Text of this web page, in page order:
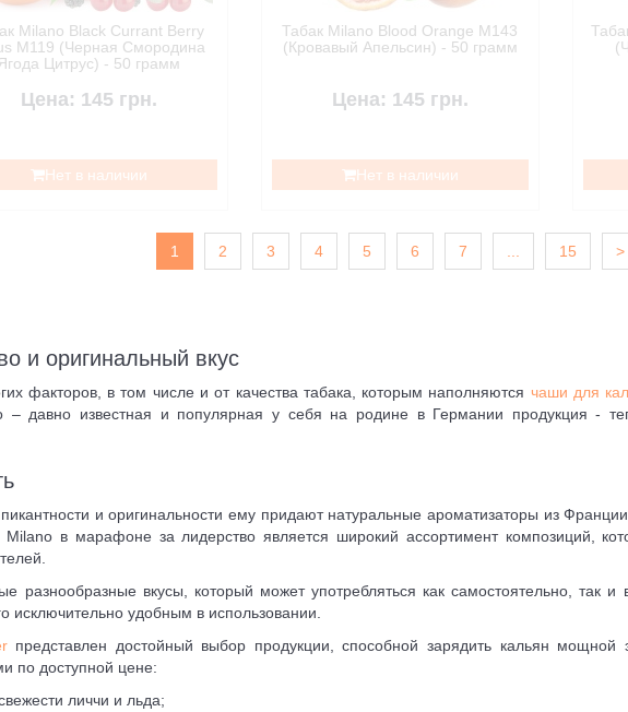
Milano Black Currant Berry
M119 (Черная Смородина
Цитрус) - 50 грамм
Цена: 145 грн.
Нет в наличии
Табак Milano Blood Orange M143
(Кровавый Апельсин) - 50 грамм
Цена: 145 грн.
Нет в наличии
1 2 3 4 5 6 7 15 >
и оригинальный вкус
факторов, в том числе и от качества табака, которым наполняются чаши для
– давно известная и популярная у себя на родине в Германии продукция -
и оригинальности ему придают натуральные ароматизаторы из
в марафоне за лидерство является широкий ассортимент композиций,
вкусы, который может употребляться как самостоятельно, так и
исключительно удобным в использовании.
представлен достойный выбор продукции, способной зарядить кальян мощной
по доступной цене:
личчи и льда;